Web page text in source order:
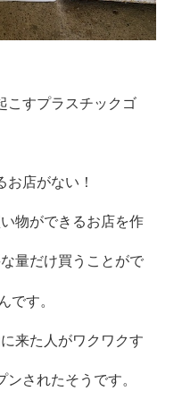
こすプラスチックゴ
店がない！
物ができるお店を作
量だけ買うことがで
です。
来た人がワクワクす
されたそうです。